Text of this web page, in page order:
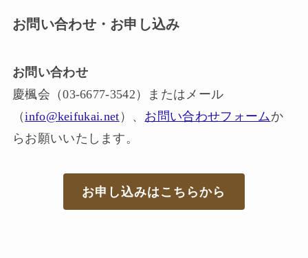
お問い合わせ・お申し込み
お問い合わせ
慶楓会（03-6677-3542）またはメール
（info@keifukai.net ）、 お問い合わせフォーム か
らお願いいたします。
お申し込みはこちらから